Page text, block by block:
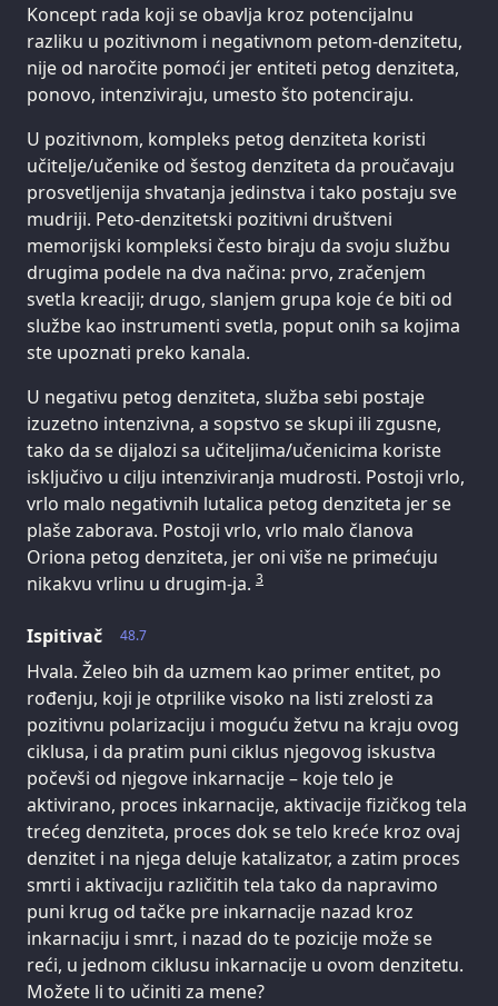
Koncept rada koji se obavlja kroz potencijalnu
razliku u pozitivnom i negativnom petom-denzitetu,
nije od naročite pomoći jer entiteti petog denziteta,
ponovo, intenziviraju, umesto što potenciraju.
U pozitivnom, kompleks petog denziteta koristi
učitelje/učenike od šestog denziteta da proučavaju
prosvetljenija shvatanja jedinstva i tako postaju sve
mudriji. Peto-denzitetski pozitivni društveni
memorijski kompleksi često biraju da svoju službu
drugima podele na dva načina: prvo, zračenjem
svetla kreaciji; drugo, slanjem grupa koje će biti od
službe kao instrumenti svetla, poput onih sa kojima
ste upoznati preko kanala.
U negativu petog denziteta, služba sebi postaje
izuzetno intenzivna, a sopstvo se skupi ili zgusne,
tako da se dijalozi sa učiteljima/učenicima koriste
isključivo u cilju intenziviranja mudrosti. Postoji vrlo,
vrlo malo negativnih lutalica petog denziteta jer se
plaše zaborava. Postoji vrlo, vrlo malo članova
Oriona petog denziteta, jer oni više ne primećuju
nikakvu vrlinu u drugim-ja. 3
48.7
Ispitivač
Hvala. Želeo bih da uzmem kao primer entitet, po
rođenju, koji je otprilike visoko na listi zrelosti za
pozitivnu polarizaciju i moguću žetvu na kraju ovog
ciklusa, i da pratim puni ciklus njegovog iskustva
počevši od njegove inkarnacije – koje telo je
aktivirano, proces inkarnacije, aktivacije fizičkog tela
trećeg denziteta, proces dok se telo kreće kroz ovaj
denzitet i na njega deluje katalizator, a zatim proces
smrti i aktivaciju različitih tela tako da napravimo
puni krug od tačke pre inkarnacije nazad kroz
inkarnaciju i smrt, i nazad do te pozicije može se
reći, u jednom ciklusu inkarnacije u ovom denzitetu.
Možete li to učiniti za mene?